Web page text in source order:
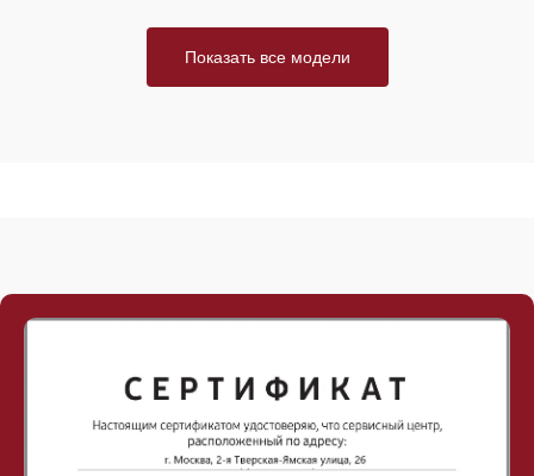
Показать все модели